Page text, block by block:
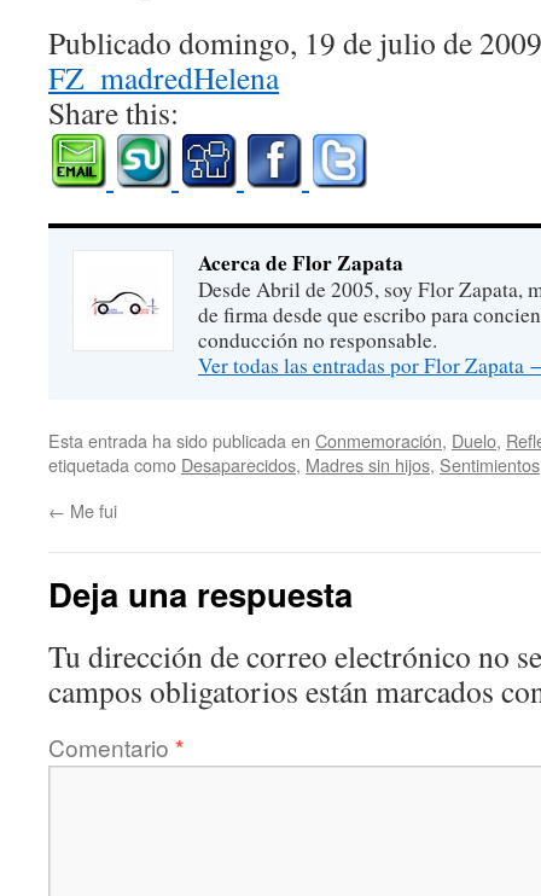
Publicado domingo, 19 de julio de
FZ_madredHelena
Share this:
Acerca de Flor Zapata
Desde Abril de 2005, soy Flor Zapata,
de firma desde que escribo para
conducción no responsable.
Ver todas las entradas por Flor Zapata
Esta entrada ha sido publicada en Conmemoración, Duelo,
etiquetada como Desaparecidos, Madres sin hijos, Sentimientos
← Me fui
Deja una respuesta
Tu dirección de correo electrónico no
campos obligatorios están marcados
Comentario *